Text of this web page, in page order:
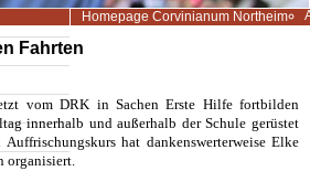
Homepage Corvinianum Northeim
Fahrten
vom DRK in Sachen Erste Hilfe fortbilden
innerhalb und außerhalb der Schule gerüstet
hat dankenswerterweise Elke
organisiert.